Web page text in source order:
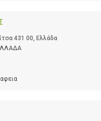
431 00, Ελλάδα